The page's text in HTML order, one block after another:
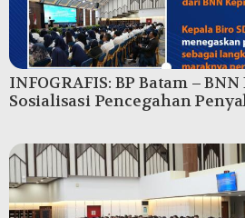
INFOGRAFIS: BP Batam –
Sosialisasi Pencegahan